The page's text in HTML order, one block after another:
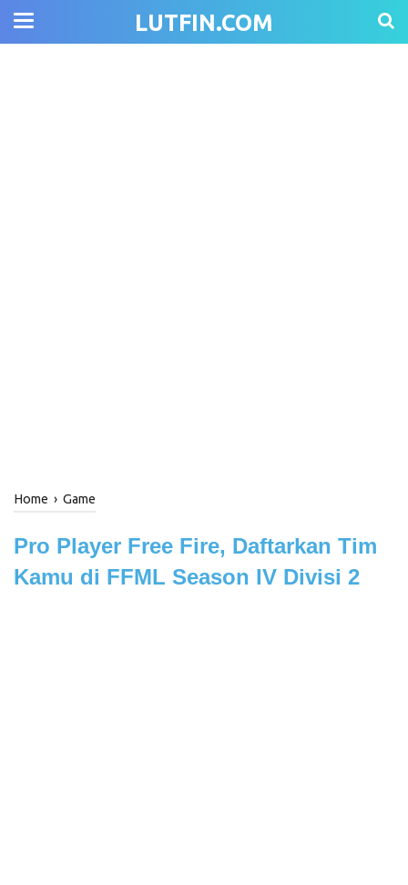
LUTFIN.COM
Home › Game
Pro Player Free Fire, Daftarkan Tim
Kamu di FFML Season IV Divisi 2